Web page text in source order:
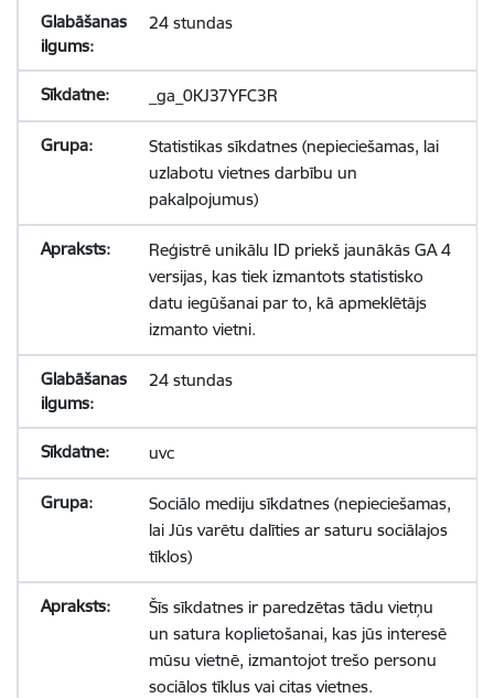
24 stundas
_ga_0KJ37YFC3R
Statistikas sīkdatnes (nepieciešamas, lai
uzlabotu vietnes darbību un
pakalpojumus)
Reģistrē unikālu ID priekš jaunākās GA 4
versijas, kas tiek izmantots statistisko
datu iegūšanai par to, kā apmeklētājs
izmanto vietni.
24 stundas
uvc
Sociālo mediju sīkdatnes (nepieciešamas,
lai Jūs varētu dalīties ar saturu sociālajos
tīklos)
Šīs sīkdatnes ir paredzētas tādu vietņu
un satura koplietošanai, kas jūs interesē
mūsu vietnē, izmantojot trešo personu
sociālos tīklus vai citas vietnes.